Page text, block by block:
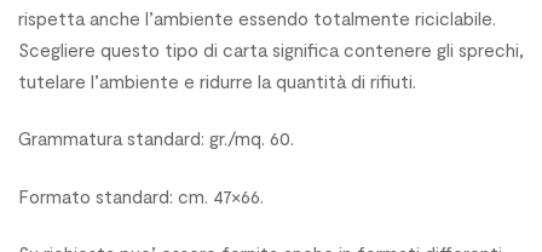
rispetta anche l’ambiente essendo totalmente riciclabile.
Scegliere questo tipo di carta significa contenere gli sprechi,
tutelare l’ambiente e ridurre la quantità di rifiuti.
Grammatura standard: gr./mq. 60.
Formato standard: cm. 47×66.